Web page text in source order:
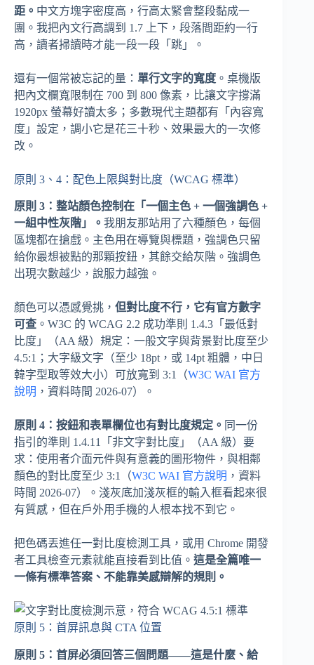
距。 中文方塊字密度高，行高太緊會整段黏成一
團。我把內文行高調到 1.7 上下，段落間距約一行
高，讀者掃讀時才能一段一段「跳」。
還有一個常被忘記的量： 單行文字的寬度 。桌機版
把內文欄寬限制在 700 到 800 像素，比讓文字撐滿
1920px 螢幕好讀太多；多數現代主題都有「內容寬
度」設定，調小它是花三十秒、效果最大的一次修
改。
原則 3、4：配色上限與對比度（WCAG 標準）
原則 3：整站顏色控制在「一個主色 + 一個強調色 +
一組中性灰階」。 我朋友那站用了六種顏色，每個
區塊都在搶戲。主色用在導覽與標題，強調色只留
給你最想被點的那顆按鈕，其餘交給灰階。強調色
出現次數越少，說服力越強。
顏色可以憑感覺挑， 但對比度不行，它有官方數字
可查 。W3C 的 WCAG 2.2 成功準則 1.4.3「最低對
比度」（AA 級）規定：一般文字與背景對比度至少
4.5:1；大字級文字（至少 18pt，或 14pt 粗體，中日
韓字型取等效大小）可放寬到 3:1（W3C WAI 官方
說明 ，資料時間 2026-07）。
原則 4：按鈕和表單欄位也有對比度規定。 同一份
指引的準則 1.4.11「非文字對比度」（AA 級）要
求：使用者介面元件與有意義的圖形物件，與相鄰
顏色的對比度至少 3:1（W3C WAI 官方說明 ，資料
時間 2026-07）。淺灰底加淺灰框的輸入框看起來很
有質感，但在戶外用手機的人根本找不到它。
把色碼丟進任一對比度檢測工具，或用 Chrome 開發
者工具檢查元素就能直接看到比值。 這是全篇唯一
一條有標準答案、不能靠美感辯解的規則。
原則 5：首屏訊息與 CTA 位置
原則 5：首屏必須回答三個問題——這是什麼、給